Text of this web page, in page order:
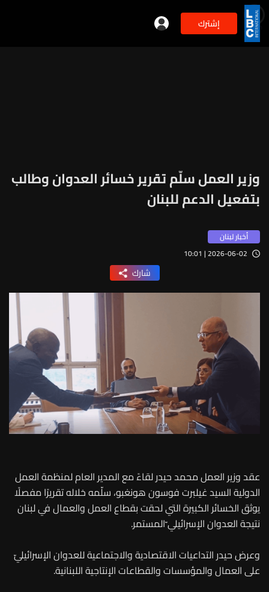
إشترك 2min
وزير العمل سلّم تقرير خسائر العدوان وطالب
بتفعيل الدعم للبنان
أخبار لبنان
2026-06-02 | 10:01
شارك
عقد وزير العمل محمد حيدر لقاءً مع المدير العام لمنظمة العمل
الدولية السيد غيلبرت فوسون هونغبو، سلّمه خلاله تقريرًا مفصلًا
يوثق الخسائر الكبيرة التي لحقت بقطاع العمل والعمال في لبنان
نتيجة العدوان الإسرائيلي ّالمستمر.
وعرض حيدر التداعيات الاقتصادية والاجتماعية للعدوان الإسرائيليّ
على العمال والمؤسسات والقطاعات الإنتاجية اللبنانية.